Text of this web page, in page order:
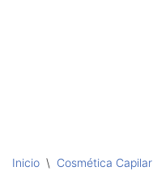
Inicio \ Cosmética Capilar